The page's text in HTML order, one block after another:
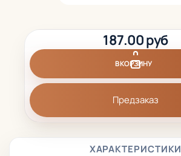
ХАРАКТЕРИСТИКИ
187.00 руб
В КОРЗИНУ
Предзаказ